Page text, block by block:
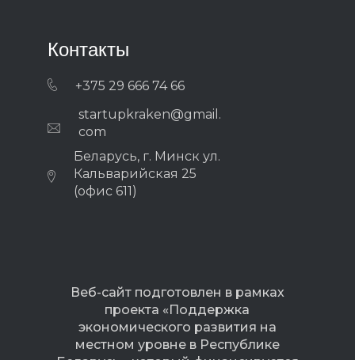
Контакты
+375 29 666 74 66
startupkraken@gmail.
com
Беларусь, г. Минск ул.
Кальварийская 25
(офис 611)
Веб-сайт подготовлен в рамках
проекта «Поддержка
экономического развития на
местном уровне в Республике